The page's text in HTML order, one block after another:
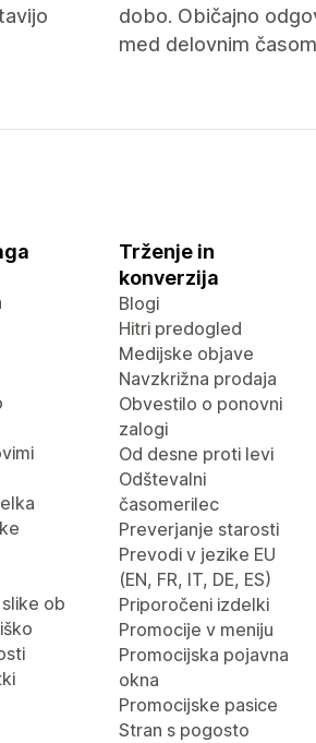
dobo. Običajno
med delovnim
ob
Trženje in
konverzija
Blogi
Hitri predogled
Medijske objave
Navzkrižna prodaja
Obvestilo o ponovni
zalogi
Od desne proti levi
Odštevalni
časomerilec
Preverjanje starosti
Prevodi v jezike EU
(EN, FR, IT, DE, ES)
Priporočeni izdelki
Promocije v meniju
Promocijska pojavna
okna
Promocijske pasice
Stran s pogosto